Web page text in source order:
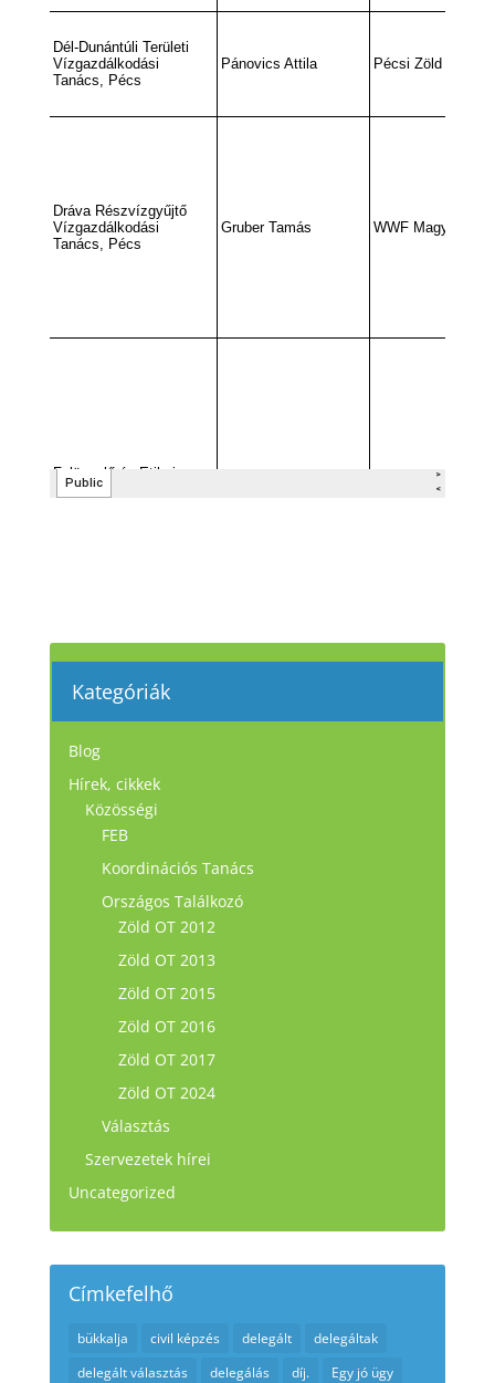
Kategóriák
Blog
Hírek, cikkek
Közösségi
FEB
Koordinációs Tanács
Országos Találkozó
Zöld OT 2012
Zöld OT 2013
Zöld OT 2015
Zöld OT 2016
Zöld OT 2017
Zöld OT 2024
Választás
Szervezetek hírei
Uncategorized
Címkefelhő
bükkalja civil képzés delegált
delegáltak
delegált választás
delegálás díj.
Egy jó ügy